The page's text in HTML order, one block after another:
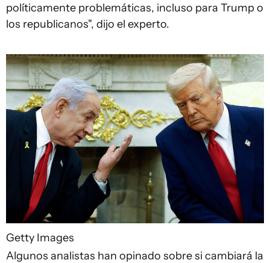
políticamente problemáticas, incluso para Trump o
los republicanos", dijo el experto.
Getty Images
Algunos analistas han opinado sobre si cambiará la